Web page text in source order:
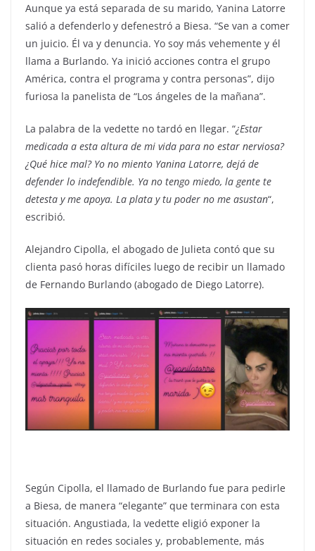
Aunque ya está separada de su marido, Yanina Latorre
salió a defenderlo y defenestró a Biesa. “Se van a comer
un juicio. Él va y denuncia. Yo soy más vehemente y él
llama a Burlando. Ya inició acciones contra el grupo
América, contra el programa y contra personas”, dijo
furiosa la panelista de “Los ángeles de la mañana”.
La palabra de la vedette no tardó en llegar. “¿Estar
medicada a esta altura de mi vida para no estar nerviosa?
¿Qué hice mal? Yo no miento Yanina Latorre, dejá de
defender lo indefendible. Ya no tengo miedo, la gente te
detesta y me apoya. La plata y tu poder no me asustan“,
escribió.
Alejandro Cipolla, el abogado de Julieta contó que su
clienta pasó horas difíciles luego de recibir un llamado
de Fernando Burlando (abogado de Diego Latorre).
Según Cipolla, el llamado de Burlando fue para pedirle
a Biesa, de manera “elegante” que terminara con esta
situación. Angustiada, la vedette eligió exponer la
situación en redes sociales y, probablemente, más